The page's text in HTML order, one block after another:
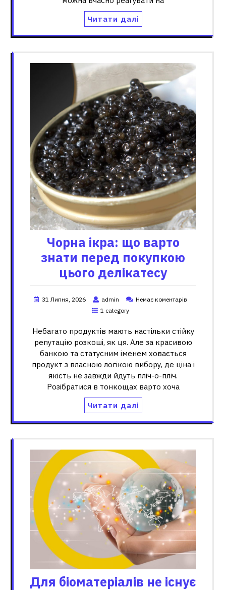
Читати далі
Чорна ікра: що варто
знати перед покупкою
цього делікатесу
31 Липня, 2026 admin
Немає коментарів
1 category
Небагато продуктів мають настільки стійку
репутацію розкоші, як ця. Але за красивою
банкою та статусним іменем ховається
продукт з власною логікою вибору, де ціна і
якість не завжди йдуть пліч-о-пліч.
Розібратися в тонкощах варто хоча
Читати далі
Для біоматеріалів не існує